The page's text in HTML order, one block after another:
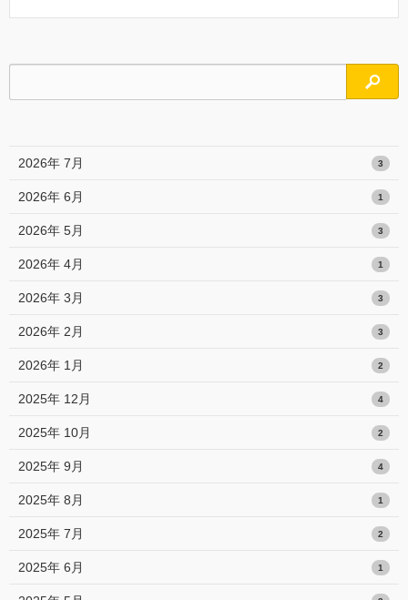
検索
2026年 7月 3
2026年 6月 1
2026年 5月 3
2026年 4月 1
2026年 3月 3
2026年 2月 3
2026年 1月 2
2025年 12月 4
2025年 10月 2
2025年 9月 4
2025年 8月 1
2025年 7月 2
2025年 6月 1